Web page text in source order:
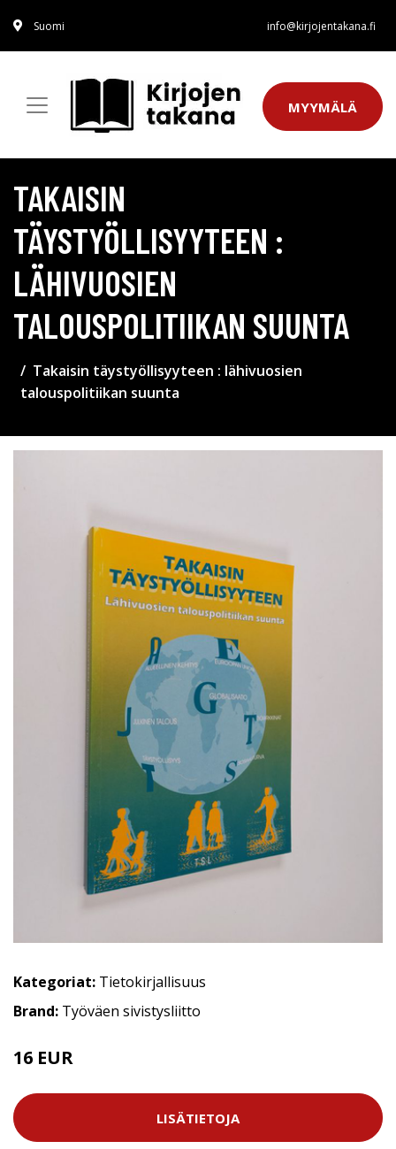
Suomi info@kirjojentakana.fi
MYYMÄLÄ
TAKAISIN
TÄYSTYÖLLISYYTEEN :
LÄHIVUOSIEN
TALOUSPOLITIIKAN SUUNTA
Takaisin täystyöllisyyteen : lähivuosien
talouspolitiikan suunta
Kategoriat: Tietokirjallisuus
Brand: Työväen sivistysliitto
16 EUR
LISÄTIETOJA